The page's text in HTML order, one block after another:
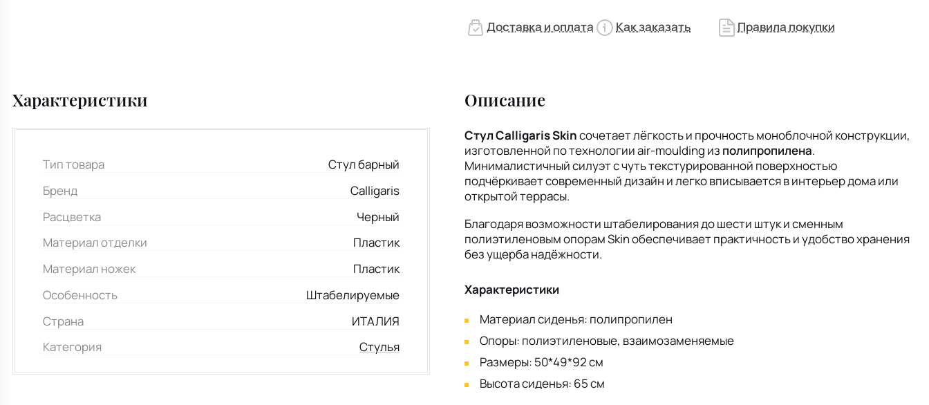
Доставка и оплата Как заказать Правила покупки
Характеристики
Тип товара
Стул барный
Бренд
Calligaris
Расцветка
Черный
Материал отделки
Пластик
Материал ножек
Пластик
Особенность
Штабелируемые
Страна
ИТАЛИЯ
Категория
Стулья
Описание
Стул Calligaris Skinсочетает лёгкость и прочность моноблочной конструкции,
изготовленной по технологии air-moulding из полипропилена.
Минималистичный силуэт с чуть текстурированной поверхностью
подчёркивает современный дизайн и легко вписывается в интерьер дома или
открытой террасы.
Благодаря возможности штабелирования до шести штук и сменным
полиэтиленовым опорам Skin обеспечивает практичность и удобство хранения
без ущерба надёжности.
Характеристики
Материал сиденья: полипропилен
Опоры: полиэтиленовые, взаимозаменяемые
Размеры: 50*49*92 см
Высота сиденья: 65 см